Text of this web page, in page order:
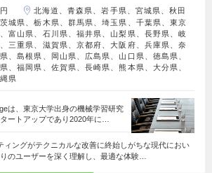
北海道、青森県、岩手県、宮城県、秋田
城県、栃木県、群馬県、埼玉県、千葉県、東京
富山県、石川県、福井県、山梨県、長野県、岐
三重県、滋賀県、京都府、大阪府、兵庫県、奈
、島根県、岡山県、広島県、山口県、徳島県、
、福岡県、佐賀県、長崎県、熊本県、大分県、
県
は、東京大学出身の機械学習研究
ートアップであり2020年に…
ィングがテクニカルな改善に終始しがちな現代におい
のユーザーを深く理解し、最適な体験…